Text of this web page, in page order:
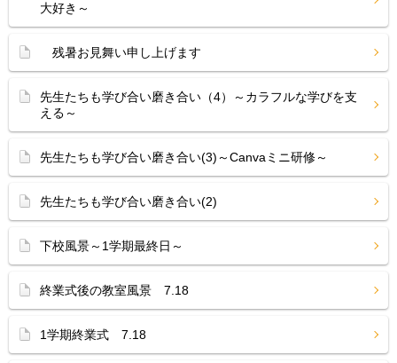
大好き～
残暑お見舞い申し上げます
先生たちも学び合い磨き合い（4）～カラフルな学びを支
える～
先生たちも学び合い磨き合い(3)～Canvaミニ研修～
先生たちも学び合い磨き合い(2)
下校風景～1学期最終日～
終業式後の教室風景 7.18
1学期終業式 7.18